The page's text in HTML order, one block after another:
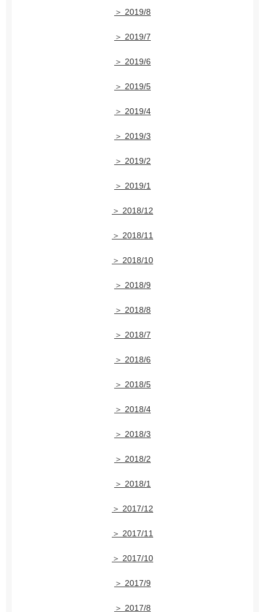
＞ 2019/8
＞ 2019/7
＞ 2019/6
＞ 2019/5
＞ 2019/4
＞ 2019/3
＞ 2019/2
＞ 2019/1
＞ 2018/12
＞ 2018/11
＞ 2018/10
＞ 2018/9
＞ 2018/8
＞ 2018/7
＞ 2018/6
＞ 2018/5
＞ 2018/4
＞ 2018/3
＞ 2018/2
＞ 2018/1
＞ 2017/12
＞ 2017/11
＞ 2017/10
＞ 2017/9
＞ 2017/8